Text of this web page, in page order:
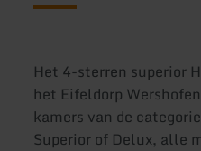
Het 4-sterren superior
het Eifeldorp
kamers van de
Superior of Delux, alle